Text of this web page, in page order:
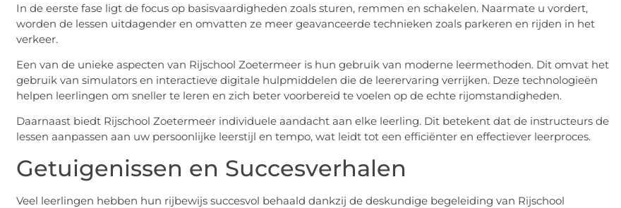
In de eerste fase ligt de focus op basisvaardigheden zoals sturen, remmen en schakelen. Naarmate u vordert,
worden de lessen uitdagender en omvatten ze meer geavanceerde technieken zoals parkeren en rijden in het
verkeer.
Een van de unieke aspecten van Rijschool Zoetermeer is hun gebruik van moderne leermethoden. Dit omvat het
gebruik van simulators en interactieve digitale hulpmiddelen die de leerervaring verrijken. Deze technologieën
helpen leerlingen om sneller te leren en zich beter voorbereid te voelen op de echte rijomstandigheden.
Daarnaast biedt Rijschool Zoetermeer individuele aandacht aan elke leerling. Dit betekent dat de instructeurs de
lessen aanpassen aan uw persoonlijke leerstijl en tempo, wat leidt tot een efficiënter en effectiever leerproces.
Getuigenissen en Succesverhalen
Veel leerlingen hebben hun rijbewijs succesvol behaald dankzij de deskundige begeleiding van Rijschool